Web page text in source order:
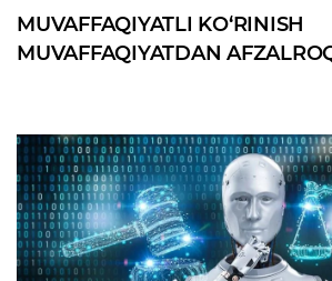
MUVAFFAQIYATLI KO‘RINISH
MUVAFFAQIYATDAN